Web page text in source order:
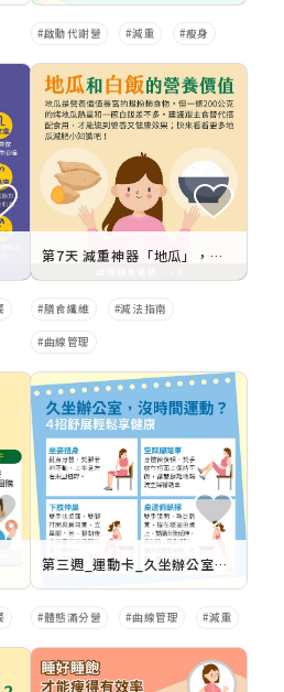
啟動代謝營 減重 瘦身
第7天 減重神器「地瓜」，纖淨順暢好幫手
膳食纖維 減法指南
曲線管理
第三週_運動卡_久坐辦公室，沒時間運動？
體態滿分營 曲線管理 減重